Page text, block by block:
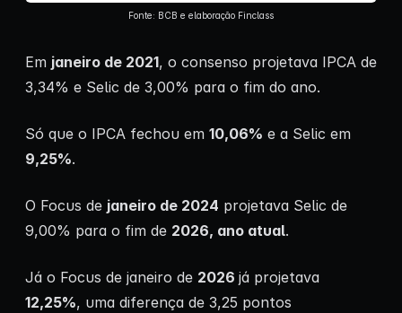
Fonte: BCB e elaboração Finclass
Em janeiro de 2021, o consenso projetava IPCA de
3,34% e Selic de 3,00% para o fim do ano.
Só que o IPCA fechou em 10,06% e a Selic em
9,25%.
O Focus de janeiro de 2024 projetava Selic de
9,00% para o fim de 2026, ano atual.
Já o Focus de janeiro de 2026 já projetava
12,25%, uma diferença de 3,25 pontos